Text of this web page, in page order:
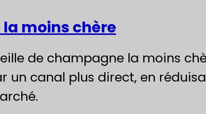
moins chère
de champagne la moins
un canal plus direct, en